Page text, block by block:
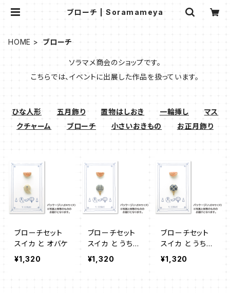
ブローチ | Soramameya
HOME ブローチ
ソラマメ商会のショップです。
こちらでは、イベントに出展した作品を扱っています。
ひな人形 五月飾り 置物はしおき 一輪挿し
マス
クチャーム
ブローチ 小さいおきもの お正月飾り
ブローチセット
スイカ と オバケ
¥1,320
ブローチセット
スイカ と うちわ
A
¥1,320
ブローチセット
スイカ と うちわ
B
¥1,320